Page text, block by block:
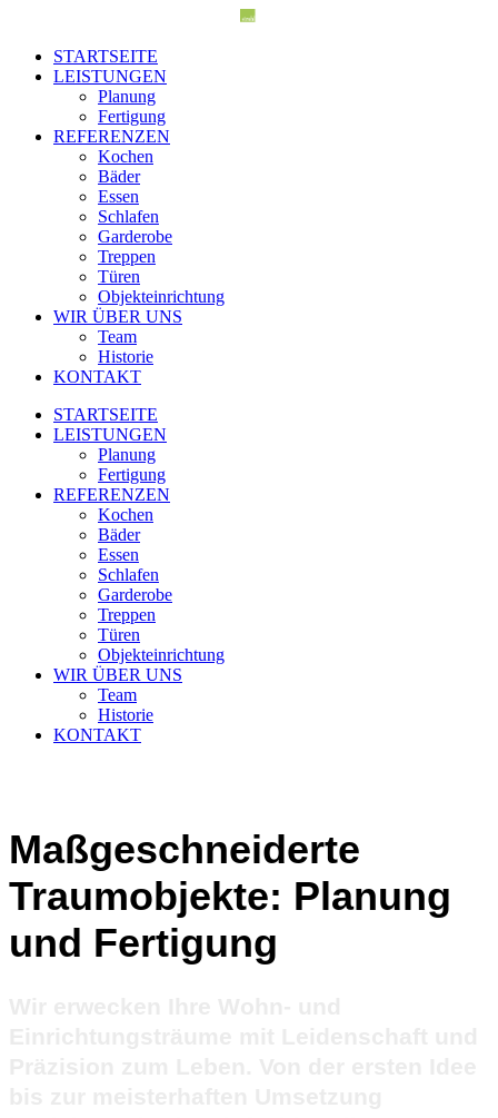
STARTSEITE
LEISTUNGEN
Planung
Fertigung
REFERENZEN
Kochen
Bäder
Essen
Schlafen
Garderobe
Treppen
Türen
Objekteinrichtung
WIR ÜBER UNS
Team
Historie
KONTAKT
STARTSEITE
LEISTUNGEN
Planung
Fertigung
REFERENZEN
Kochen
Bäder
Essen
Schlafen
Garderobe
Treppen
Türen
Objekteinrichtung
WIR ÜBER UNS
Team
Historie
KONTAKT
Maßgeschneiderte
Traumobjekte: Planung
und Fertigung